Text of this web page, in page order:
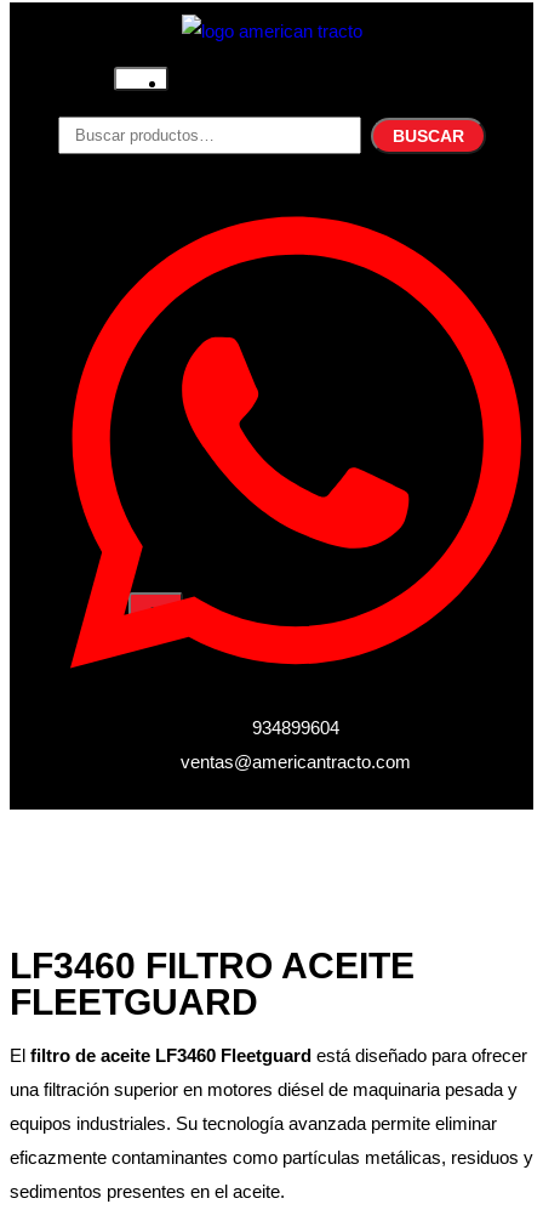
Nosotros
Productos
Refrigerante
Lubricantes
Contacto
Acceder
Iniciar Sesion
Registro
Restablecer la contraseña
X
BUSCAR
934899604
ventas@americantracto.com
LF3460 FILTRO ACEITE
FLEETGUARD
El filtro de aceite LF3460 Fleetguard está diseñado para ofrecer
una filtración superior en motores diésel de maquinaria pesada y
equipos industriales. Su tecnología avanzada permite eliminar
eficazmente contaminantes como partículas metálicas, residuos y
sedimentos presentes en el aceite.